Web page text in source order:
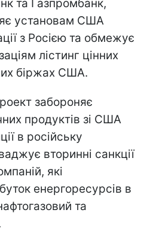
та Газпромбанк,
установам США
з Росією та обмежує
лістинг цінних
біржах США.
забороняє
продуктів зі США
в російську
вторинні санкції
які
енергоресурсів в
та